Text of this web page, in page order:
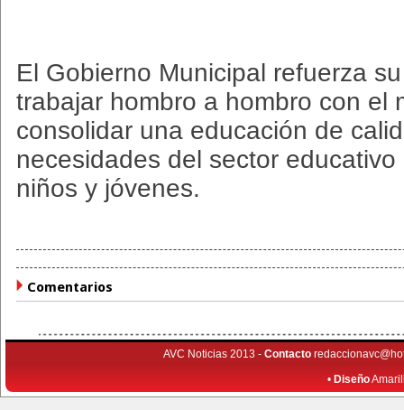
El Gobierno Municipal refuerza
trabajar hombro a hombro con el
consolidar una educación de
necesidades del sector
niños y jóvenes.
Comentarios
AVC Noticias 2013 - Contacto
• Diseño